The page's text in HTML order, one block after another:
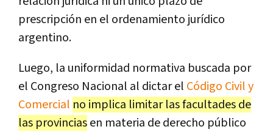
prescripción en el ordenamiento jurídico
argentino.
Luego, la uniformidad normativa buscada por
el Congreso Nacional al dictar el Código Civil y
Comercial no implica limitar las facultades de
las provinciasen materia de derecho público